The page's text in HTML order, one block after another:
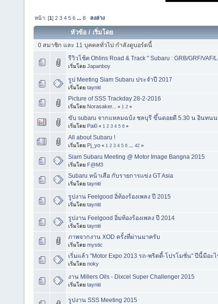
หน้า: [1]2 3 4 5 6 ...8 ลงล่าง
หัวข้อ / เริ่มโดย
0 สมาชิก และ 11 บุคคลทั่วไป กำลังดูบอร์ดนี้
รีวิวโช้ค Ohlins Road & Track " Subaru : GRB/GRF/VAF/
เริ่มโดย Japanboy
รูป Meeting Siam Subaru ประจำปี 2017
เริ่มโดย tayniti
Picture of SSS Trackday 28-2-2016
เริ่มโดย Norasaker... « 1 2 »
ขับ subaru จากแหลมฉบ้ง ชลบุรี ขึ้นดอยตี 5.30 น อินทนน
เริ่มโดย Pai0 « 1 2 3 4 5 6 »
All about Subaru !
เริ่มโดย Pj_yo « 1 2 3 4 5 6 42 »
Siam Subaru Meeting @ Motor Image Bangna 2015
เริ่มโดย F@M3
Subaru หน้าเสือ กับรายการเเข่ง GT Asia
เริ่มโดย tayniti
รูปงาน Feelgood อิ่ท้องร้องเพลง ปี 2015
เริ่มโดย tayniti
รูปงาน Feelgood อิ่มท้องร้องเพลง ปี 2014
เริ่มโดย tayniti
ภาพจากงาน XOD ครั้งที่ผ่านมาครับ
เริ่มโดย mystic
เริ่มแล้ว "Motor Expo 2013 รถ-พริตตี้-โปรโมชั่น" ปีนี้มีอะ
เริ่มโดย noky
งาน Millers Oils - Dixcel Super Challenger 2015
เริ่มโดย tayniti
รูปงาน SSS Meeting 2015